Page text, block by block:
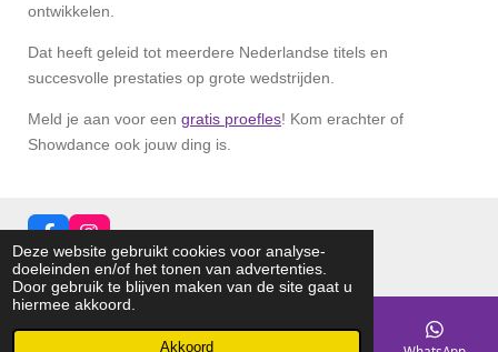
Deze website gebruikt cookies voor analyse-
doeleinden en/of het tonen van advertenties.
Door gebruik te blijven maken van de site gaat u
hiermee akkoord.
Akkoord
ontwikkelen.
Dat heeft geleid tot meerdere Nederlandse titels en
succesvolle prestaties op grote wedstrijden.
Meld je aan voor een gratis proefles! Kom erachter of
Showdance ook jouw ding is.
a
c
e
b
o
I
n
s
t
a
g
© 2026 dvRevolution